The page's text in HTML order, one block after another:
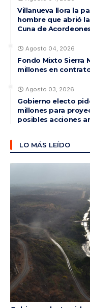
Villanueva llora la
hombre que abrió
Cuna de
Agosto 04, 2026
Fondo Mixto Sierra
millones en
Agosto 03, 2026
Gobierno electo
millones para
posibles acciones
LO MÁS LEÍDO